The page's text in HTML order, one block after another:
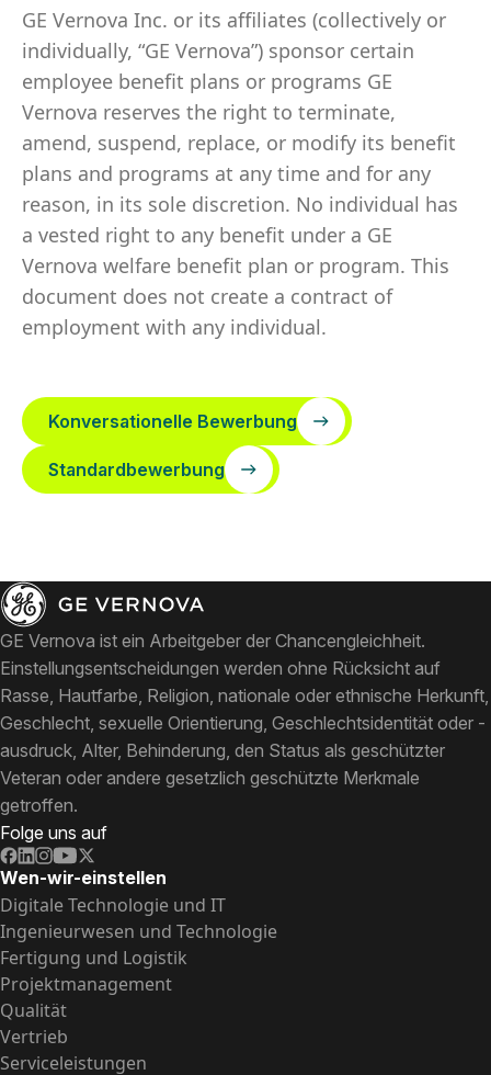
GE Vernova Inc. or its affiliates (collectively or
individually, “GE Vernova”) sponsor certain
employee benefit plans or programs GE
Vernova reserves the right to terminate,
amend, suspend, replace, or modify its benefit
plans and programs at any time and for any
reason, in its sole discretion. No individual has
a vested right to any benefit under a GE
Vernova welfare benefit plan or program. This
document does not create a contract of
employment with any individual.
Konversationelle Bewerbung
Standardbewerbung
GE Vernova ist ein Arbeitgeber der Chancengleichheit.
Einstellungsentscheidungen werden ohne Rücksicht auf
Rasse, Hautfarbe, Religion, nationale oder ethnische Herkunft,
Geschlecht, sexuelle Orientierung, Geschlechtsidentität oder -
ausdruck, Alter, Behinderung, den Status als geschützter
Veteran oder andere gesetzlich geschützte Merkmale
getroffen.
Folge uns auf
Wen-wir-einstellen
Digitale Technologie und IT
Ingenieurwesen und Technologie
Fertigung und Logistik
Projektmanagement
Qualität
Vertrieb
Serviceleistungen